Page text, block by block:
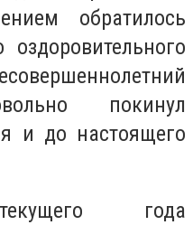
обратилось
оздоровительного
покинул
и до настоящего
года